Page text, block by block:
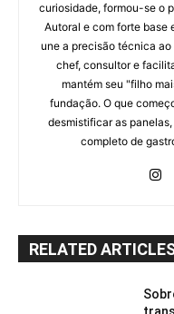
curiosidade, formou-se o
Autoral e com forte base
une a precisão técnica
chef, consultor e
mantém seu "filho
fundação. O que
desmistificar as
completo de
RELATED